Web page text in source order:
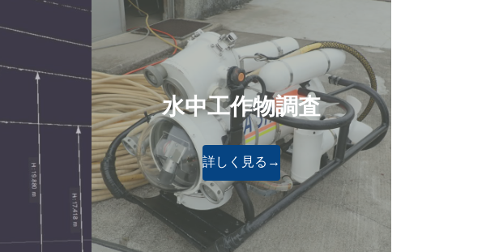
水中工作物調査
詳しく見る→